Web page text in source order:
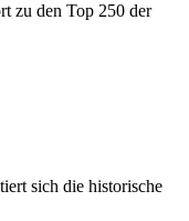
zu den Top 250 der
sich die historische